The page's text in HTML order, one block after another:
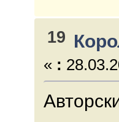
19
« :